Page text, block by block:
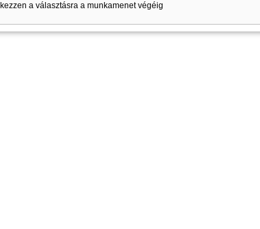
a választásra a munkamenet végéig